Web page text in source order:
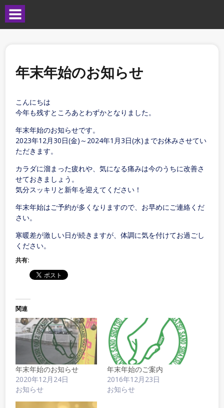
年末年始のお知らせ
こんにちは
今年も残すところあとわずかとなりました。
年末年始のお知らせです。
2023年12月30日(金)～2024年1月3日(水)までお休みさせてい
ただきます。
カラダに溜まった疲れや、気になる痛みは今のうちに改善さ
せておきましょう。
気分スッキリと新年を迎えてください！
年末年始はご予約が多くなりますので、お早めにご連絡くだ
さい。
寒暖差が激しい日が続きますが、体調に気を付けてお過ごし
ください。
共有:
関連
年末年始のお知らせ
2020年12月24日
お知らせ
年末年始のご案内
2016年12月23日
お知らせ